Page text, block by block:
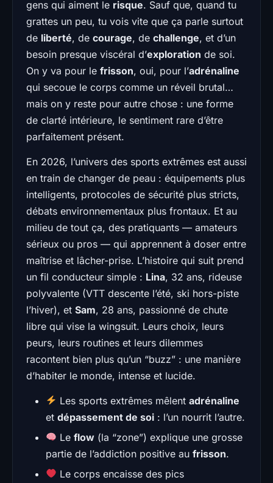
gens qui aiment le risque. Sauf que, quand tu
grattes un peu, tu vois vite que ça parle surtout
de liberté, de courage, de challenge, et d’un
besoin presque viscéral d’exploration de soi.
On y va pour le frisson, oui, pour l’adrénaline
qui secoue le corps comme un réveil brutal…
mais on y reste pour autre chose : une forme
de clarté intérieure, le sentiment rare d’être
parfaitement présent.
En 2026, l’univers des sports extrêmes est aussi
en train de changer de peau : équipements plus
intelligents, protocoles de sécurité plus stricts,
débats environnementaux plus frontaux. Et au
milieu de tout ça, des pratiquants — amateurs
sérieux ou pros — qui apprennent à doser entre
maîtrise et lâcher-prise. L’histoire qui suit prend
un fil conducteur simple : Lina, 32 ans, rideuse
polyvalente (VTT descente l’été, ski hors-piste
l’hiver), et Sam, 28 ans, passionné de chute
libre qui vise la wingsuit. Leurs choix, leurs
peurs, leurs routines et leurs dilemmes
racontent bien plus qu’un “buzz” : une manière
d’habiter le monde, intense et lucide.
Les sports extrêmes mêlentadrénaline
et dépassement de soi : l’un nourrit l’autre.
Leflow (la “zone”) explique une grosse
partie de l’addiction positive au frisson.
Le corps encaisse des pics